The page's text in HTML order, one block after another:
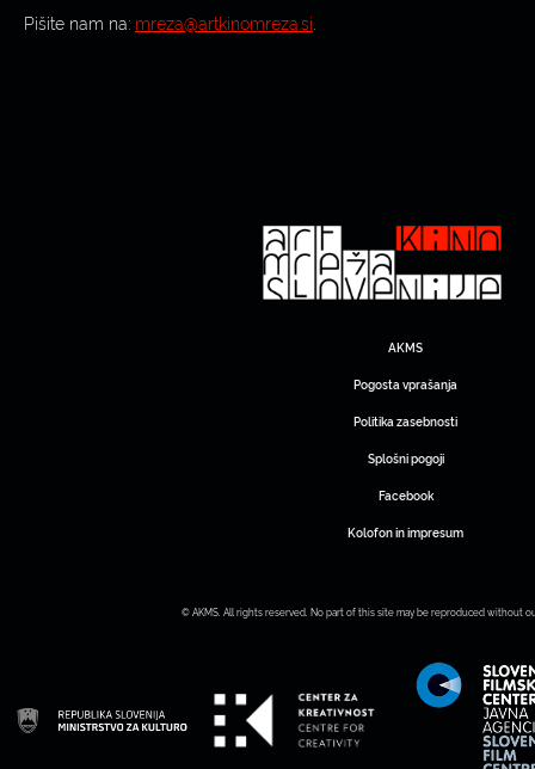
Pišite nam na: mreza@artkinomreza.si
AKMS
Pogosta vprašanja
Politika zasebnosti
Splošni pogoji
Facebook
Kolofon in impresum
© AKMS. All rights reserved. No part of this site may be reproduced without